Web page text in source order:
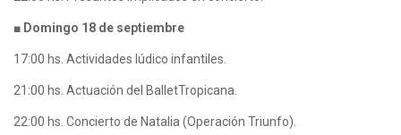
■ Domingo 18 de septiembre
17:00 hs. Actividades lúdico infantiles.
21:00 hs. Actuación del BalletTropicana.
22:00 hs. Concierto de Natalia (Operación Triunfo).